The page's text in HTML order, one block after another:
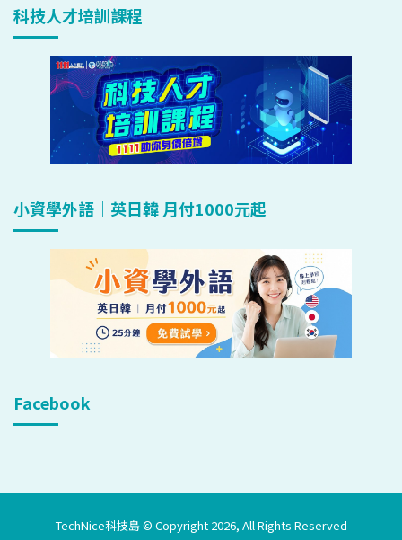
科技人才培訓課程
小資學外語｜英日韓 月付1000元起
Facebook
TechNice科技島 © Copyright 2026, All Rights Reserved